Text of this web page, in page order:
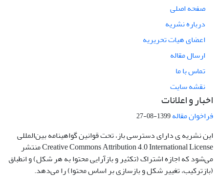
صفحه اصلی
درباره نشریه
اعضای هیات تحریریه
ارسال مقاله
تماس با ما
نقشه سایت
اخبار و اعلانات
فراخوان مقاله1399-08-27
این نشریه ی دارای دسترسی باز، تحت قوانین گواهینامه بین‌المللی
Creative Commons Attribution 4.0 International License منتشر
می‌شود که اجازه اشتراک (تکثیر و بازآرایی محتوا به هر شکل) و انطباق
(بازترکیب، تغییر شکل و بازسازی بر اساس محتوا) را می‌دهد.